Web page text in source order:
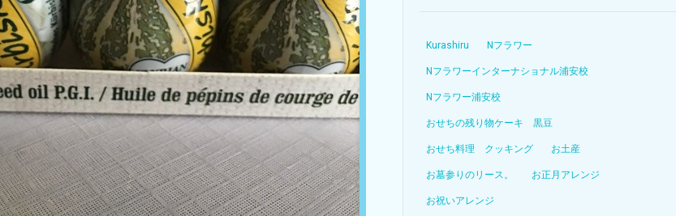
Kurashiru Nフラワー
Nフラワーインターナショナル浦安校
Nフラワー浦安校
おせちの残り物ケーキ 黒豆
おせち料理 クッキング お土産
お墓参りのリース。 お正月アレンジ
お祝いアレンジ